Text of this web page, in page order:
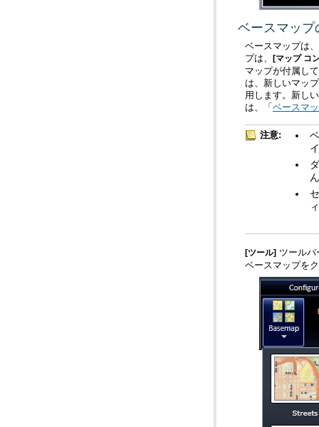
ベースマップ
プは、 [マップ コ
は、「 ベースマ
注意:
[ツール] ツールバ
ベースマップを